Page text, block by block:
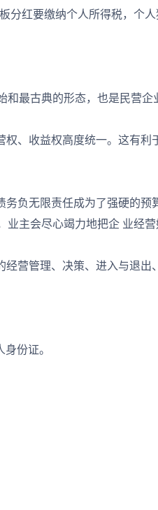
分红要缴纳个人所得税，个人
最古典的形态，也是民营企
收益权高度统一。这有利
负无限责任成为了强硬的预
主会尽心竭力地把企 业经营
管理、决策、进入与退出
份证。